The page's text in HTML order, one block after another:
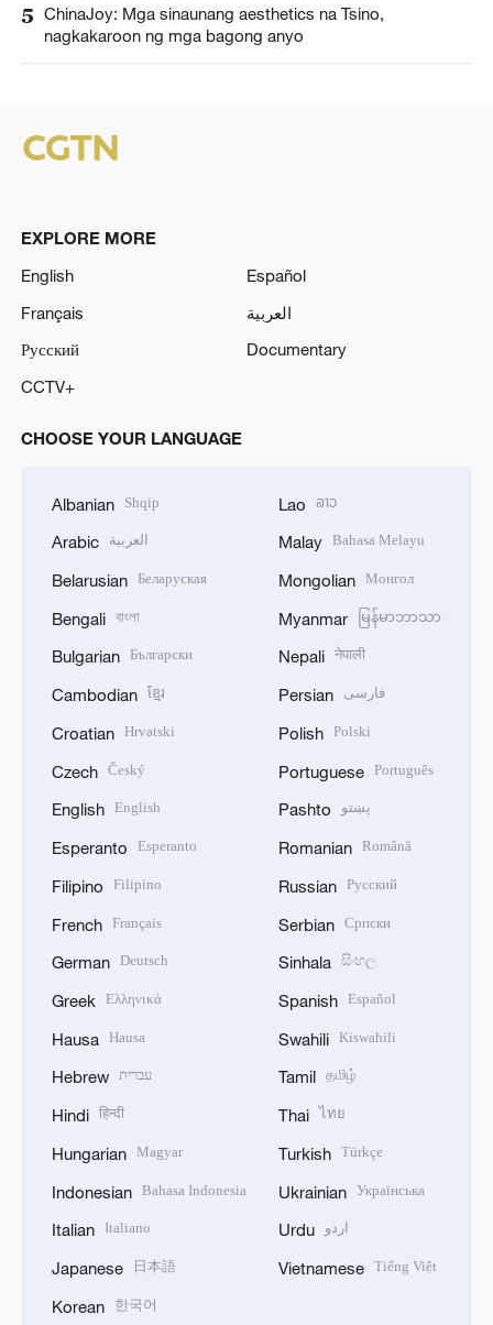
5 ChinaJoy: Mga sinaunang aesthetics na Tsino,
nagkakaroon ng mga bagong anyo
EXPLORE MORE
English
Español
Français
العربية
Русский
Documentary
CCTV+
CHOOSE YOUR LANGUAGE
Albanian Shqip
Arabic العربية
Belarusian Беларуская
Bengali বাংলা
Bulgarian Български
Cambodian ខ្មែរ
Croatian Hrvatski
Czech Český
English English
Esperanto Esperanto
Filipino Filipino
French Français
German Deutsch
Greek Ελληνικά
Hausa Hausa
Hebrew עברית
Hindi हिन्दी
Hungarian Magyar
Indonesian Bahasa Indonesia
Italian Italiano
Japanese 日本語
Korean 한국어
Lao ລາວ
Malay Bahasa Melayu
Mongolian Монгол
Myanmar မြန်မာဘာသာ
Nepali नेपाली
Persian فارسی
Polish Polski
Portuguese Português
Pashto پښتو
Romanian Română
Russian Русский
Serbian Српски
Sinhala සිංහල
Spanish Español
Swahili Kiswahili
Tamil தமிழ்
Thai ไทย
Turkish Türkçe
Ukrainian Українська
Urdu اردو
Vietnamese Tiếng Việt